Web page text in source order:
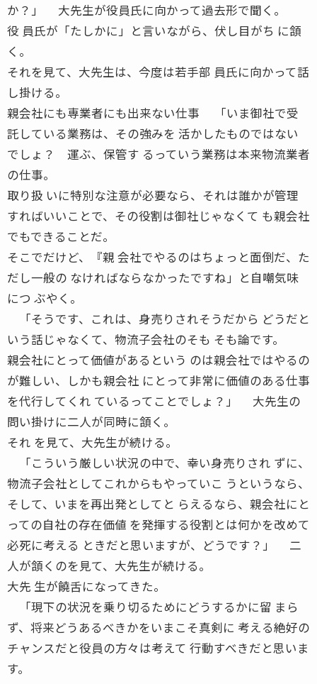
か？」 大先生が役員氏に向かって過去形で聞く。
役 員氏が「たしかに」と言いながら、伏し目がち に頷
く。
それを見て、大先生は、今度は若手部 員氏に向かって話
し掛ける。
親会社にも専業者にも出来ない仕事 「いま御社で受
託している業務は、その強みを 活かしたものではない
でしょ？ 運ぶ、保管す るっていう業務は本来物流業者
の仕事。
取り扱 いに特別な注意が必要なら、それは誰かが管理
すればいいことで、その役割は御社じゃなくて も親会社
でもできることだ。
そこでだけど、『親 会社でやるのはちょっと面倒だ、た
だし一般の なければならなかったですね」と自嘲気味
につ ぶやく。
「そうです、これは、身売りされそうだから どうだと
いう話じゃなくて、物流子会社のそも そも論です。
親会社にとって価値があるという のは親会社ではやるの
が難しい、しかも親会社 にとって非常に価値のある仕事
を代行してくれ ているってことでしょ？」 大先生の
問い掛けに二人が同時に頷く。
それ を見て、大先生が続ける。
「こういう厳しい状況の中で、幸い身売りされ ずに、
物流子会社としてこれからもやっていこ うというなら、
そして、いまを再出発としてと らえるなら、親会社にと
っての自社の存在価値 を発揮する役割とは何かを改めて
必死に考える ときだと思いますが、どうです？」 二
人が頷くのを見て、大先生が続ける。
大先 生が饒舌になってきた。
「現下の状況を乗り切るためにどうするかに留 まら
ず、将来どうあるべきかをいまこそ真剣に 考える絶好の
チャンスだと役員の方々は考えて 行動すべきだと思いま
す。